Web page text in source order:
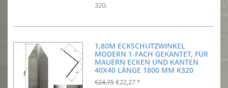
320.
1,80M ECKSCHUTZWINKEL
MODERN 1-FACH GEKANTET, FÜR
MAUERN ECKEN UND KANTEN
40X40 LÄNGE 1800 MM K320
€24,75 €22,27 *